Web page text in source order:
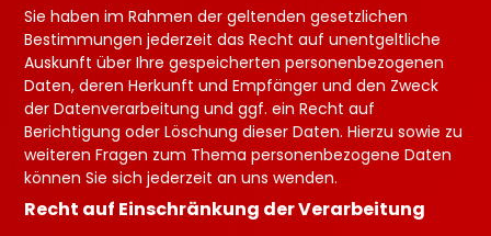
Sie haben im Rahmen der geltenden gesetzlichen
Bestimmungen jederzeit das Recht auf unentgeltliche
Auskunft über Ihre gespeicherten personenbezogenen
Daten, deren Herkunft und Empfänger und den Zweck
der Datenverarbeitung und ggf. ein Recht auf
Berichtigung oder Löschung dieser Daten. Hierzu sowie zu
weiteren Fragen zum Thema personenbezogene Daten
können Sie sich jederzeit an uns wenden.
Recht auf Einschränkung der Verarbeitung